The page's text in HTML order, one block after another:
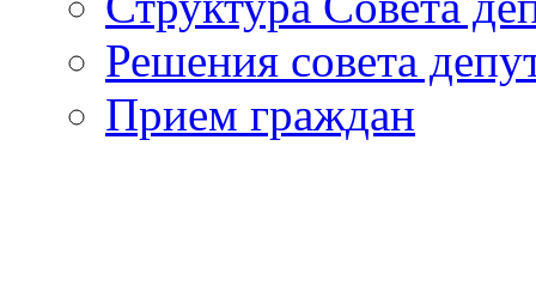
Решения совета
Прием граждан